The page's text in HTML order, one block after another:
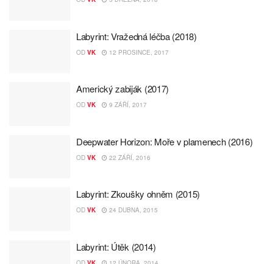
Labyrint: Vražedná léčba (2018)
OD VK 12 PROSINCE, 2017
Americký zabiják (2017)
OD VK 9 ZÁŘÍ, 2017
Deepwater Horizon: Moře v plamenech (2016)
OD VK 22 ZÁŘÍ, 2016
Labyrint: Zkoušky ohněm (2015)
OD VK 24 DUBNA, 2015
Labyrint: Útěk (2014)